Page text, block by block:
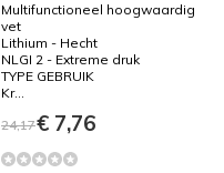
Multifunctioneel hoogwaardig
vet
Lithium - Hecht
NLGI 2 - Extreme druk
TYPE GEBRUIK
Kr...
24,17€ 7,76